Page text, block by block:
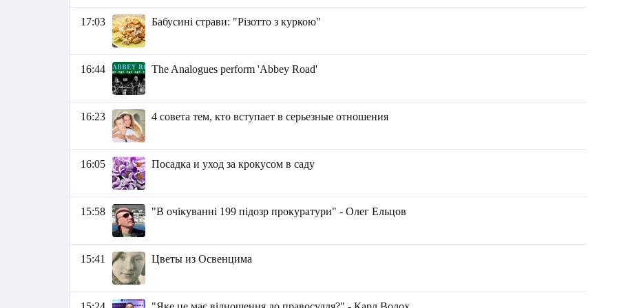
17:03 Бабусині страви: "Різотто з куркою"
16:44 The Analogues perform 'Abbey Road'
16:23 4 совета тем, кто вступает в серьезные отношения
16:05 Посадка и уход за крокусом в саду
15:58 "В очікуванні 199 підозр прокуратури" - Олег Ельцов
15:41 Цветы из Освенцима